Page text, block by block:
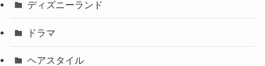
ディズニーランド
ドラマ
ヘアスタイル